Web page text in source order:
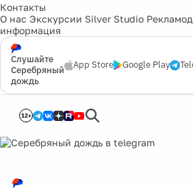
Контакты
О нас Экскурсии Silver Studio
информация
Слушайте
Серебряный
дождь
App Store Google Play
12+